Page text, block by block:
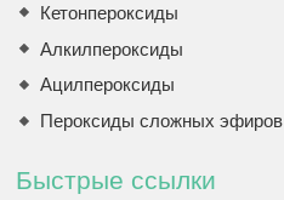
Кетонпероксиды
Алкилпероксиды
Ацилпероксиды
Пероксиды сложных эфиров
Быстрые ссылки